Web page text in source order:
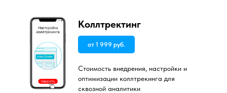
от 1 999 руб.
Стоимость внедрения, настройки и
оптимизации коллтрекинга для
сквозной аналитики
Коллтректинг